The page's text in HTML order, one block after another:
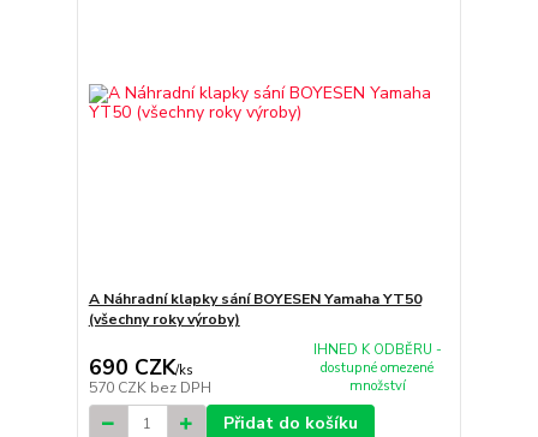
A Náhradní klapky sání BOYESEN Yamaha YT50
(všechny roky výroby)
690 CZK/ks
570 CZK bez DPH
IHNED K ODBĚRU -
dostupné omezené
množství
Přidat do košíku